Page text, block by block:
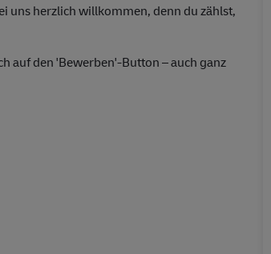
uns herzlich willkommen, denn du zählst,
auf den 'Bewerben'-Button – auch ganz